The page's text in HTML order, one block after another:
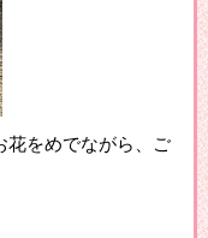
花をめでながら、ご